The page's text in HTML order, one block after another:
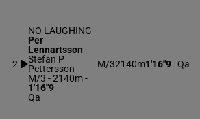
2
NO LAUGHING
Per
Lennartsson -
Stefan P
Pettersson
M/3 - 2140m-
1'16"9
Qa
M/32140m1'16"9 Qa